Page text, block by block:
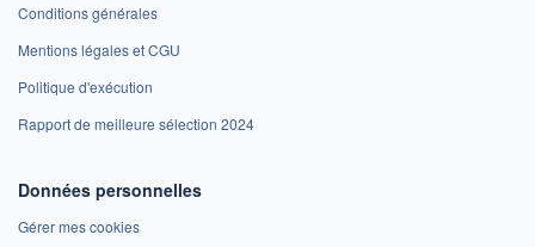
Conditions générales
Mentions légales et CGU
Politique d'exécution
Rapport de meilleure sélection 2024
Données personnelles
Gérer mes cookies